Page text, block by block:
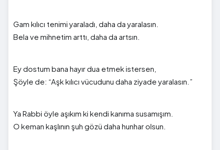
Gam kılıcı tenimi yaraladı, daha da yaralasın.
Bela ve mihnetim arttı, daha da artsın.
Ey dostum bana hayır dua etmek istersen,
Şöyle de: “Aşk kılıcı vücudunu daha ziyade yaralasın.”
Ya Rabbi öyle aşıkım ki kendi kanıma susamışım.
O keman kaşlının şuh gözü daha hunhar olsun.